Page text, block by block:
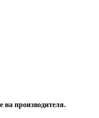
на производителя.